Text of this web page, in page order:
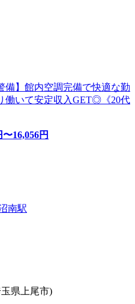
備】館内空調完備で快適な勤
働いて安定収入GET◎《20代
〜16,056円
南駅
県上尾市)